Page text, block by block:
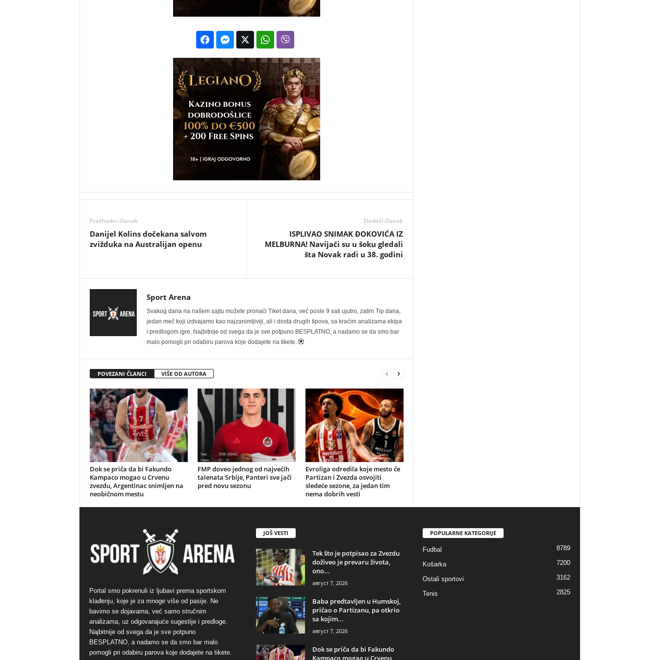
Prethodni članak
Danijel Kolins dočekana salvom
zvižduka na Australijan openu
Sledeći članak
ISPLIVAO SNIMAK ĐOKOVIĆA IZ
MELBURNA! Navijači su u šoku gledali
šta Novak radi u 38. godini
Sport Arena
Svakog dana na našem sajtu možete pronaći Tiket dana, već posle 9 sati ujutro, zatim Tip dana,
jedan meč koji izdvajamo kao najzanimljiviji, ali i dosta drugih tipova, sa kraćim analizama ekipa
i predlogom igre. Najbitnije od svega da je sve potpuno BESPLATNO, a nadamo se da smo bar
malo pomogli pri odabiru parova koje dodajete na tikete.
POVEZANI ČLANCI VIŠE OD AUTORA
Dok se priča da bi Fakundo
Kampaco mogao u Crvenu
zvezdu, Argentinac snimljen na
neobičnom mestu
FMP doveo jednog od najvećih
talenata Srbije, Panteri sve jači
pred novu sezonu
Evroliga odredila koje mesto će
Partizan i Zvezda osvojiti
sledeće sezone, za jedan tim
nema dobrih vesti
Portal smo pokrenuli iz ljubavi prema sportskom
klađenju, koje je za mnoge više od pasije. Ne
bavimo se dojavama, već samo stručnim
analizama, uz odgovarajuće sugestije i predloge.
Najbitnije od svega da je sve potpuno
BESPLATNO, a nadamo se da smo bar malo
pomogli pri odabiru parova koje dodajete na tikete.
JOŠ VESTI
Tek što je potpisao za Zvezdu
doživeo je prevaru života,
ono...
август 7, 2026
Baba predtavljen u Humskoj,
pričao o Partizanu, pa otkrio
sa kojim...
август 7, 2026
Dok se priča da bi Fakundo
Kampaco mogao u Crvenu
POPULARNE KATEGORIJE
Fudbal 8789
Košarka 7200
Ostali sportovi 3162
Tenis 2825